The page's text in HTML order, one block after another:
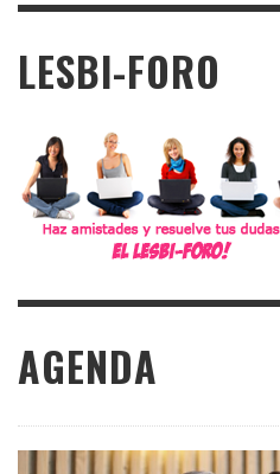
LESBI-FORO
AGENDA